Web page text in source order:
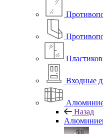
Входные
Назад